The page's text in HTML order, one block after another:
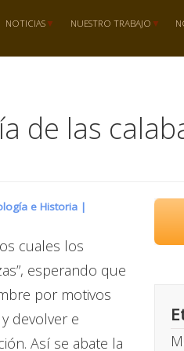
NOTICIAS NUESTRO TRABAJO
de las
e Historia |
cuales los
esperando que
por motivos
devolver e
Así se abate la